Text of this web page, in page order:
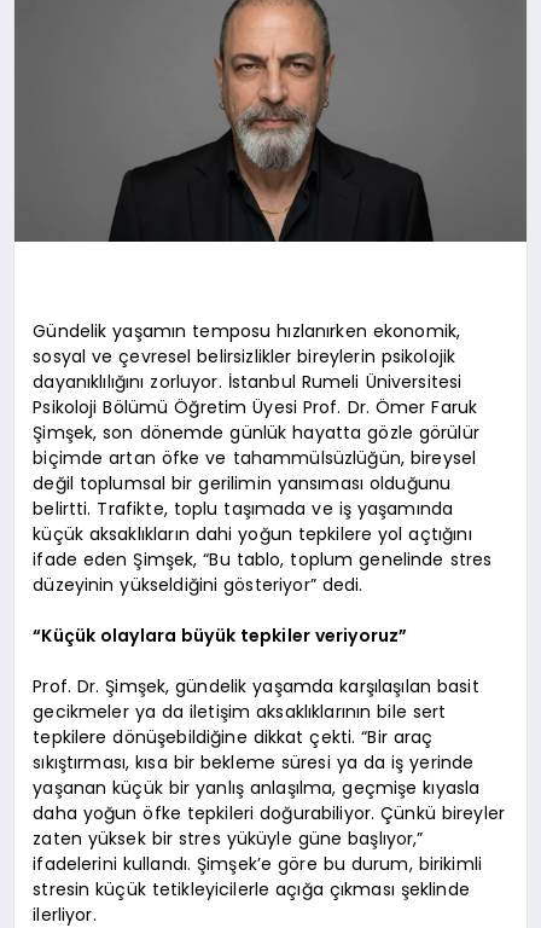
Gündelik yaşamın temposu hızlanırken ekonomik,
sosyal ve çevresel belirsizlikler bireylerin psikolojik
dayanıklılığını zorluyor. İstanbul Rumeli Üniversitesi
Psikoloji Bölümü Öğretim Üyesi Prof. Dr. Ömer Faruk
Şimşek, son dönemde günlük hayatta gözle görülür
biçimde artan öfke ve tahammülsüzlüğün, bireysel
değil toplumsal bir gerilimin yansıması olduğunu
belirtti. Trafikte, toplu taşımada ve iş yaşamında
küçük aksaklıkların dahi yoğun tepkilere yol açtığını
ifade eden Şimşek, “Bu tablo, toplum genelinde stres
düzeyinin yükseldiğini gösteriyor” dedi.
“Küçük olaylara büyük tepkiler veriyoruz”
Prof. Dr. Şimşek, gündelik yaşamda karşılaşılan basit
gecikmeler ya da iletişim aksaklıklarının bile sert
tepkilere dönüşebildiğine dikkat çekti. “Bir araç
sıkıştırması, kısa bir bekleme süresi ya da iş yerinde
yaşanan küçük bir yanlış anlaşılma, geçmişe kıyasla
daha yoğun öfke tepkileri doğurabiliyor. Çünkü bireyler
zaten yüksek bir stres yüküyle güne başlıyor,”
ifadelerini kullandı. Şimşek’e göre bu durum, birikimli
stresin küçük tetikleyicilerle açığa çıkması şeklinde
ilerliyor.